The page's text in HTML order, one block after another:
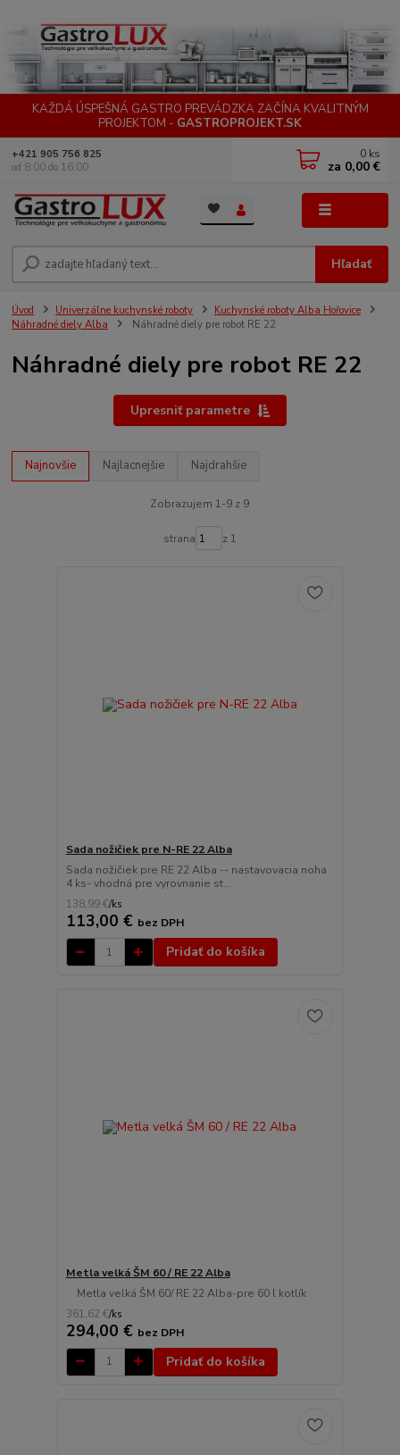
KAŽDÁ ÚSPEŠNÁ GASTRO PREVÁDZKA ZAČÍNA KVALITNÝM
PROJEKTOM - GASTROPROJEKT.SK
Hľadať
+421 905 756 825
od 8:00 do 16:00
0 ks
za 0,00 €
Úvod Univerzálne kuchynské roboty
Kuchynské roboty Alba Hořovice
Náhradné diely Alba
Náhradné diely pre robot RE 22
Náhradné diely pre robot RE 22
Upresniť parametre
Najnovšie Najlacnejšie Najdrahšie
Zobrazujem 1-9 z 9
strana z 1
Sada nožičiek pre N-RE 22 Alba
Sada nožičiek pre RE 22 Alba -- nastavovacia noha
4 ks- vhodná pre vyrovnanie st...
138,99 €/ks
113,00 € bez DPH
Pridať do košíka
Metla velká ŠM 60 / RE 22 Alba
Metla velká ŠM 60/ RE 22 Alba-pre 60 l kotlík
361,62 €/ks
294,00 € bez DPH
Pridať do košíka